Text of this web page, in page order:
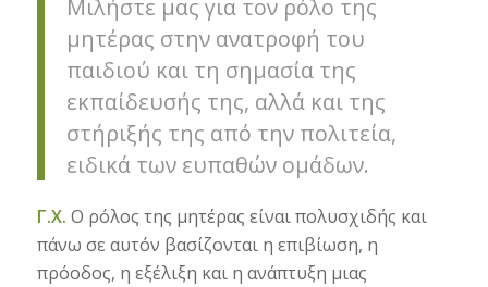
Μιλήστε μας για τον ρόλο της
μητέρας στην ανατροφή του
παιδιού και τη σημασία της
εκπαίδευσής της, αλλά και της
στήριξής της από την πολιτεία,
ειδικά των ευπαθών ομάδων.
Γ.Χ. Ο ρόλος της μητέρας είναι πολυσχιδής και
πάνω σε αυτόν βασίζονται η επιβίωση, η
πρόοδος, η εξέλιξη και η ανάπτυξη μιας